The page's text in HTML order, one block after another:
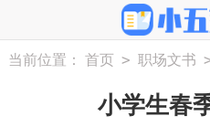
当前位置： 首页 > 职场文书
小学生春